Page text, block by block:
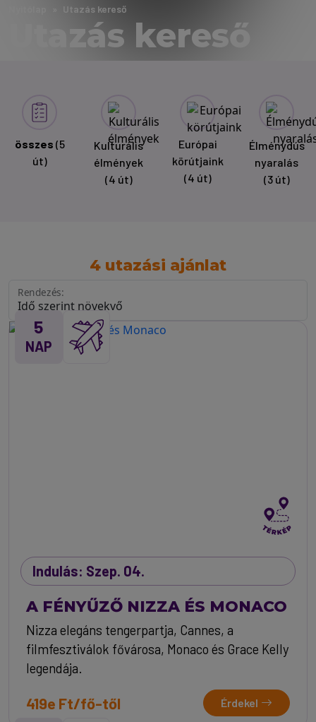
Utazás kereső
Utazás kereső
összes (5
út)
Kulturális
élmények
(4 út)
Európai
körútjaink
(4 út)
Élménydús
nyaralás
(3 út)
4 utazási ajánlat
Rendezés:
5
NAP
Indulás: Szep. 04.
A FÉNYŰZŐ NIZZA ÉS MONACO
Nizza elegáns tengerpartja, Cannes, a
filmfesztiválok fővárosa, Monaco és Grace Kelly
legendája.
419e Ft/fő-től Érdekel